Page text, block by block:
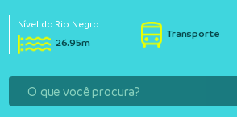
Nível do Rio Negro
26.95m
Transporte